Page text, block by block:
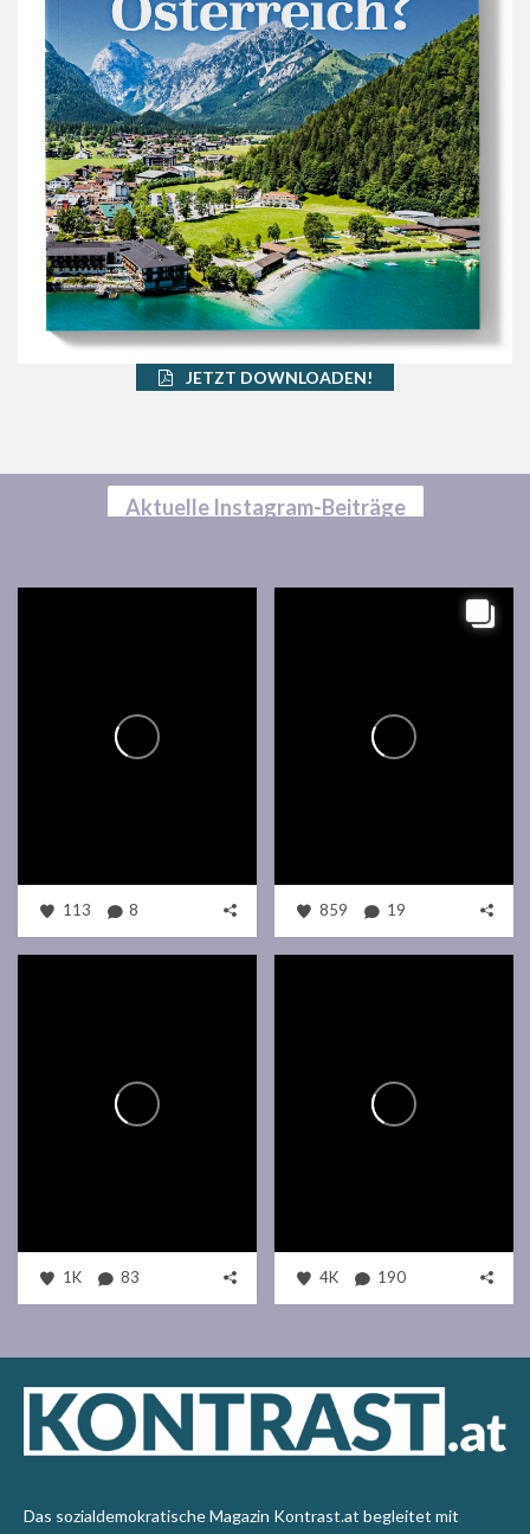
JETZT DOWNLOADEN!
Aktuelle Instagram-Beiträge
113 8 859 19
1K 83 4K 190
Das sozialdemokratische Magazin Kontrast.at begleitet mit